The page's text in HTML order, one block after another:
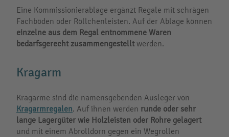
Eine Kommissionierablage ergänzt Regale mit schrägen
Fachböden oder Röllchenleisten. Auf der Ablage können
einzelne aus dem Regal entnommene Waren
bedarfsgerecht zusammengestelltwerden.
Kragarm
Kragarme sind die namensgebenden Ausleger von
Kragarmregalen. Auf ihnen werden runde oder sehr
lange Lagergüter wie Holzleisten oder Rohre gelagert
und mit einem Abrolldorn gegen ein Wegrollen